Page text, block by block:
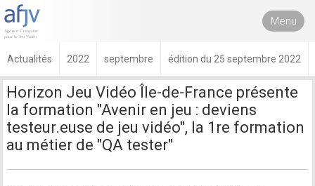
Menu
Actualités 2022 septembre édition du 25 septembre 2022
Horizon Jeu Vidéo Île-de-France présente
la formation "Avenir en jeu : deviens
testeur.euse de jeu vidéo", la 1re formation
au métier de "QA tester"